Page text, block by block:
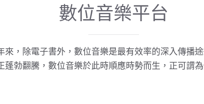
數位音樂平台
，除電子書外，數位音樂是最有效率的深入傳播
勃翻騰，數位音樂於此時順應時勢而生，正可謂